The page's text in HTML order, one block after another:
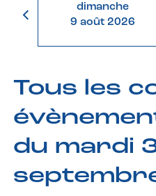
dimanche
9 août 2026
Tous les
du mardi